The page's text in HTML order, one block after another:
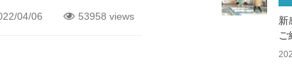
04/06 53958 views
新
ご